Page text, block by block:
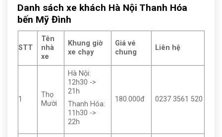
Danh sách xe khách Hà Nội Thanh Hóa
bến Mỹ Đình
STT
Tên
nhà
xe
Khung giờ
xe chạy
Giá vé
chung
Liên hệ
1
Thọ
Mười
Hà Nội:
12h30 ->
21h
Thanh Hóa:
11h30 ->
22h
180.000đ 0237 3561 520